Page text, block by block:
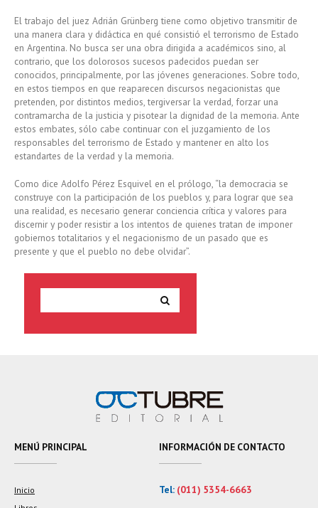
El trabajo del juez Adrián Grünberg tiene como objetivo transmitir de
una manera clara y didáctica en qué consistió el terrorismo de Estado
en Argentina. No busca ser una obra dirigida a académicos sino, al
contrario, que los dolorosos sucesos padecidos puedan ser
conocidos, principalmente, por las jóvenes generaciones. Sobre todo,
en estos tiempos en que reaparecen discursos negacionistas que
pretenden, por distintos medios, tergiversar la verdad, forzar una
contramarcha de la justicia y pisotear la dignidad de la memoria. Ante
estos embates, sólo cabe continuar con el juzgamiento de los
responsables del terrorismo de Estado y mantener en alto los
estandartes de la verdad y la memoria.
Como dice Adolfo Pérez Esquivel en el prólogo, “la democracia se
construye con la participación de los pueblos y, para lograr que sea
una realidad, es necesario generar conciencia crítica y valores para
discernir y poder resistir a los intentos de quienes tratan de imponer
gobiernos totalitarios y el negacionismo de un pasado que es
presente y que el pueblo no debe olvidar”.
MENÚ PRINCIPAL
Inicio
INFORMACIÓN DE CONTACTO
Tel: (011) 5354-6663